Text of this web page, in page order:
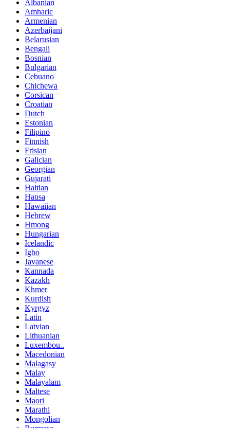
Albanian
Amharic
Armenian
Azerbaijani
Belarusian
Bengali
Bosnian
Bulgarian
Cebuano
Chichewa
Corsican
Croatian
Dutch
Estonian
Filipino
Finnish
Frisian
Galician
Georgian
Gujarati
Haitian
Hausa
Hawaiian
Hebrew
Hmong
Hungarian
Icelandic
Igbo
Javanese
Kannada
Kazakh
Khmer
Kurdish
Kyrgyz
Latin
Latvian
Lithuanian
Luxembou..
Macedonian
Malagasy
Malay
Malayalam
Maltese
Maori
Marathi
Mongolian